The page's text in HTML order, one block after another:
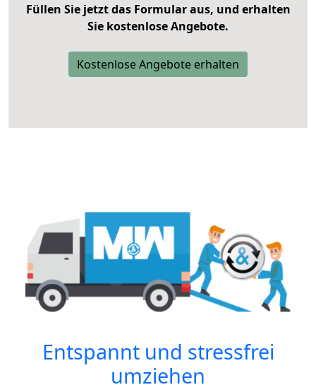
Füllen Sie jetzt das Formular aus, und erhalten
Sie kostenlose Angebote.
Kostenlose Angebote erhalten
Entspannt und stressfrei
umziehen